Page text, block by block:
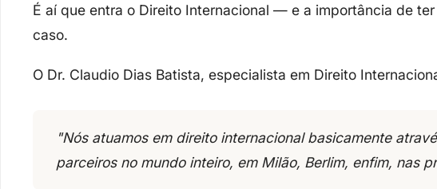
É aí que entra o Direito Internacional — e a importância de ter
caso.
O Dr. Claudio Dias Batista, especialista em Direito
"Nós atuamos em direito internacional basicamente
parceiros no mundo inteiro, em Milão, Berlim, enfim, nas